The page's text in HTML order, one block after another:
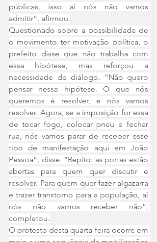
públicas, isso aí nós não vamos
admitir”, afirmou.
Questionado sobre a possibilidade de
o movimento ter motivação política, o
prefeito disse que não trabalha com
essa hipótese, mas reforçou a
necessidade de diálogo. “Não quero
pensar nessa hipótese. O que nós
queremos é resolver, e nós vamos
resolver. Agora, se a imposição for essa
de tocar fogo, colocar pneu e fechar
rua, nós vamos parar de receber esse
tipo de manifestação aqui em João
Pessoa”, disse. “Repito: as portas estão
abertas para quem quer discutir e
resolver. Para quem quer fazer algazarra
e trazer transtorno para a população, aí
nós não vamos receber não”,
completou.
O protesto desta quarta-feira ocorre em